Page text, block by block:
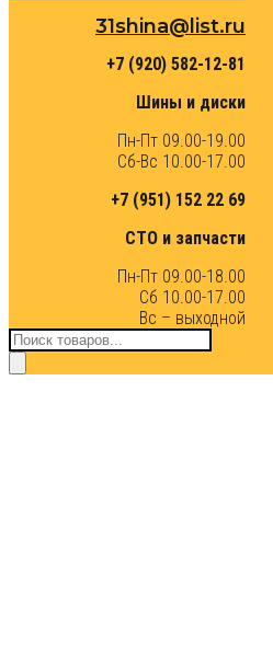
31shina@list.ru
+7 (920) 582-12-81
Шины и диски
Пн-Пт 09.00-19.00
Сб-Вс 10.00-17.00
+7 (951) 152 22 69
СТО и запчасти
Пн-Пт 09.00-18.00
Сб 10.00-17.00
Вс – выходной
Поиск
товаров